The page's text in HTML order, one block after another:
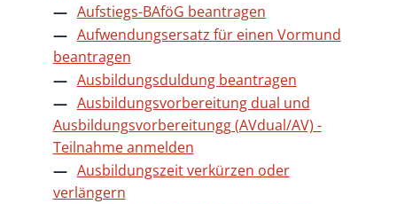
Aufstiegs-BAföG beantragen
Aufwendungsersatz für einen Vormund
beantragen
Ausbildungsduldung beantragen
Ausbildungsvorbereitung dual und
Ausbildungsvorbereitungg (AVdual/AV) -
Teilnahme anmelden
Ausbildungszeit verkürzen oder
verlängern